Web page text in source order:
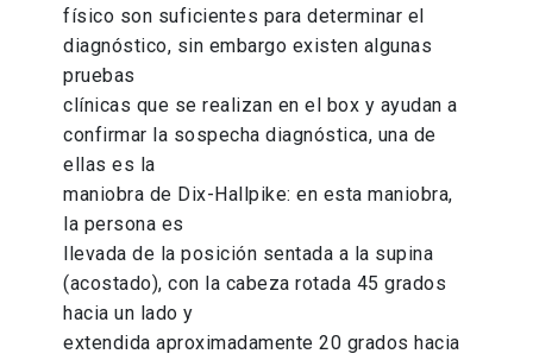
físico son suficientes para determinar el
diagnóstico, sin embargo existen algunas
pruebas
clínicas que se realizan en el box y ayudan a
confirmar la sospecha diagnóstica, una de
ellas es la
maniobra de Dix-Hallpike: en esta maniobra,
la persona es
llevada de la posición sentada a la supina
(acostado), con la cabeza rotada 45 grados
hacia un lado y
extendida aproximadamente 20 grados hacia